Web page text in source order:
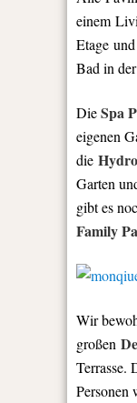
einem
Etage
Bad in
DieSpa
eigenen
die
Garten
gibt es
Family
Wir
großen
Terrasse.
Personen